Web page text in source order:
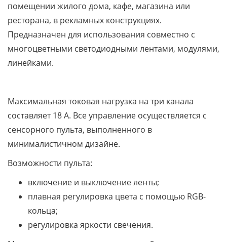
помещении жилого дома, кафе, магазина или
ресторана, в рекламных конструкциях.
Предназначен для использования совместно с
многоцветными светодиодными лентами, модулями,
линейками.
Максимальная токовая нагрузка на три канала
составляет 18 А. Все управление осуществляется с
сенсорного пульта, выполненного в
минималистичном дизайне.
Возможности пульта:
включение и выключение ленты;
плавная регулировка цвета с помощью RGB-
кольца;
регулировка яркости свечения.